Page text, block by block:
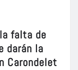
falta de
darán la
Carondelet